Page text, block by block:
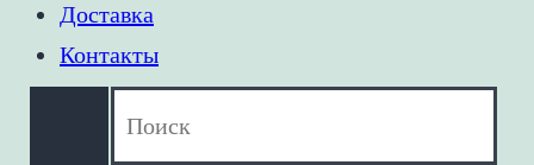
Доставка
Контакты